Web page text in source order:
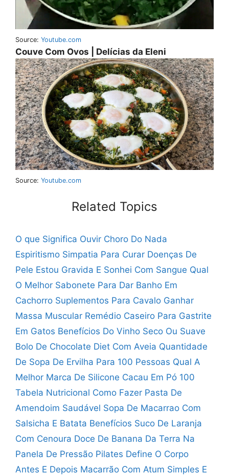
Source: Youtube.com
Couve Com Ovos | Delícias da Eleni
Source: Youtube.com
Related Topics
O que Significa Ouvir Choro Do Nada
Espiritismo Simpatia Para Curar Doenças De
Pele Estou Gravida E Sonhei Com Sangue Qual
O Melhor Sabonete Para Dar Banho Em
Cachorro Suplementos Para Cavalo Ganhar
Massa Muscular Remédio Caseiro Para Gastrite
Em Gatos Benefícios Do Vinho Seco Ou Suave
Bolo De Chocolate Diet Com Aveia Quantidade
De Sopa De Ervilha Para 100 Pessoas Qual A
Melhor Marca De Silicone Cacau Em Pó 100
Tabela Nutricional Como Fazer Pasta De
Amendoim Saudável Sopa De Macarrao Com
Salsicha E Batata Benefícios Suco De Laranja
Com Cenoura Doce De Banana Da Terra Na
Panela De Pressão Pilates Define O Corpo
Antes E Depois Macarrão Com Atum Simples E